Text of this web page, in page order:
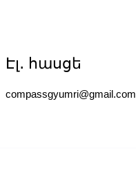
Էլ․ հասցե
compassgyumri@gmail.com